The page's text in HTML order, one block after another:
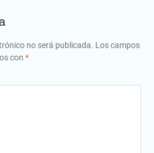
no será publicada. Los campos
con *